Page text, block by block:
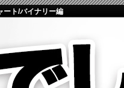
ート/バイナリー編